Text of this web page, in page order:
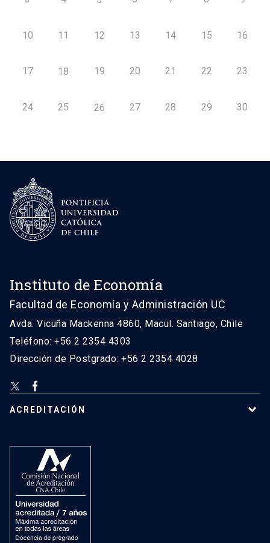
10 11 12 13 14 15 16
17 18 19 20 21 22 23
24 25 26 27 28 29 30
Instituto de Economía
Facultad de Economía y Administración UC
Avda. Vicuña Mackenna 4860, Macul. Santiago, Chile
Teléfono: +56 2 2354 4303
Dirección de Postgrado: +56 2 2354 4028
ACREDITACIÓN